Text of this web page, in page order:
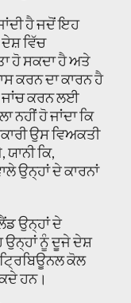
ਹੈ ਜਦੋਂ ਇਹ
ਦੇਸ਼ ਵਿੱਚ
ਹੋ ਸਕਦਾ ਹੈ ਅਤੇ
ਕਰਨ ਦਾ ਕਾਰਨ ਹੈ
ਜਾਂਚ ਕਰਨ ਲਈ
ਨਹੀਂ ਹੋ ਜਾਂਦਾ ਕਿ
ਉਸ ਵਿਅਕਤੀ
ਕਿ,
ਉਨ੍ਹਾਂ ਦੇ ਕਾਰਨਾਂ
ਉਨ੍ਹਾਂ ਦੇ
ਉਨ੍ਹਾਂ ਨੂੰ ਦੂਜੇ ਦੇਸ਼
ਕੋਲ
ਹਨ।